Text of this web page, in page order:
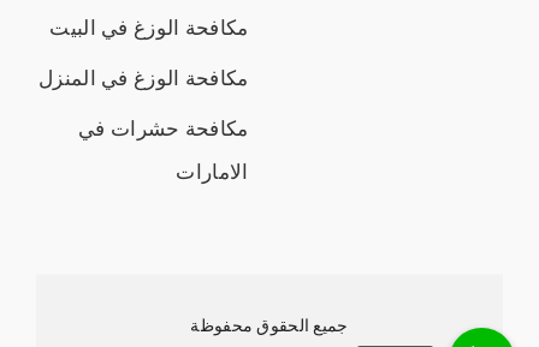
مكافحة الوزغ في البيت
مكافحة الوزغ في المنزل
مكافحة حشرات في
الامارات
جميع الحقوق محفوظة